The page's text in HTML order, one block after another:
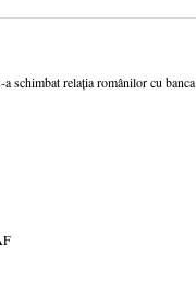
schimbat relația românilor cu banca